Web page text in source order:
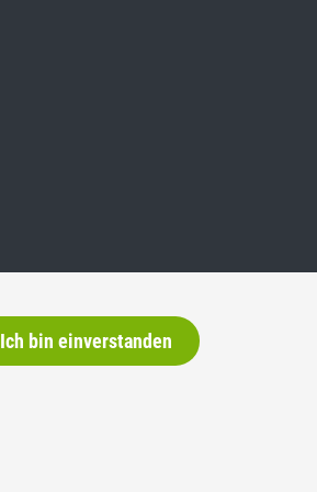
Ich bin einverstanden